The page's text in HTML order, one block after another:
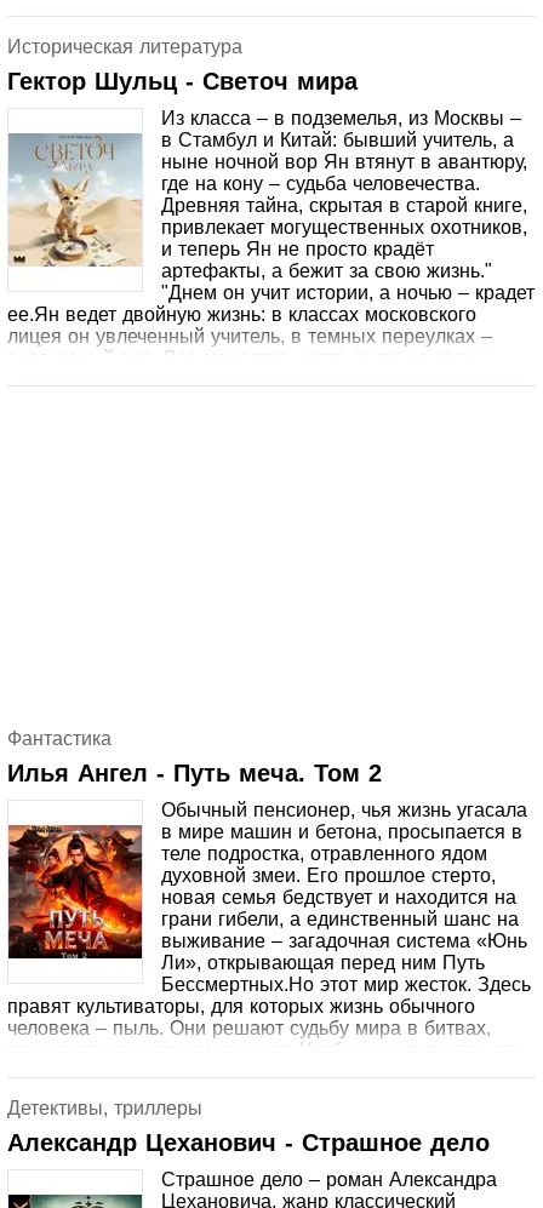
войны?© Оформление. ООО «Издательство АСТ», 2021
Историческая литература
Гектор Шульц - Светоч мира
Из класса – в подземелья, из Москвы –
в Стамбул и Китай: бывший учитель, а
ныне ночной вор Ян втянут в авантюру,
где на кону – судьба человечества.
Древняя тайна, скрытая в старой книге,
привлекает могущественных охотников,
и теперь Ян не просто крадёт
артефакты, а бежит за свою жизнь."
"Днем он учит истории, а ночью – крадет
ее.Ян ведет двойную жизнь: в классах московского
лицея он увлеченный учитель, в темных переулках –
виртуозный вор. Все меняется, когда заказ на кражу
Фантастика
Илья Ангел - Путь меча. Том 2
Обычный пенсионер, чья жизнь угасала
в мире машин и бетона, просыпается в
теле подростка, отравленного ядом
духовной змеи. Его прошлое стерто,
новая семья бедствует и находится на
грани гибели, а единственный шанс на
выживание – загадочная система «Юнь
Ли», открывающая перед ним Путь
Бессмертных.Но этот мир жесток. Здесь
правят культиваторы, для которых жизнь обычного
человека – пыль. Они решают судьбу мира в битвах,
разрывающих саму реальность.Чтобы защитить тех, кто
вставший на Путь Меча, может бросить вызов небесам.
Детективы, триллеры
Александр Цеханович - Страшное дело
Страшное дело – роман Александра
Цехановича, жанр классический